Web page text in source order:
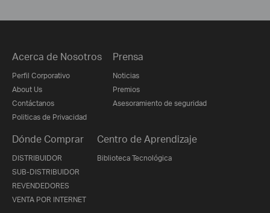
Acerca de Nosotros
Perfil Corporativo
About Us
Contáctanos
Politicas de Privacidad
Prensa
Noticias
Premios
Asesoramiento de seguridad
Dónde Comprar
DISTRIBUIDOR
SUB-DISTRIBUIDOR
REVENDEDORES
VENTA POR INTERNET
Centro de Aprendizaje
Biblioteca Tecnológica